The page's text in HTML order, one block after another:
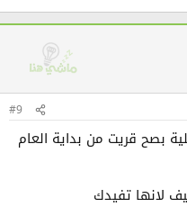
#9
بصح قريت من بداية العام
لانها تفيدك